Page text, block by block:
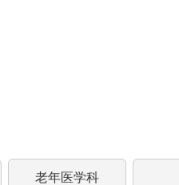
老年医学科